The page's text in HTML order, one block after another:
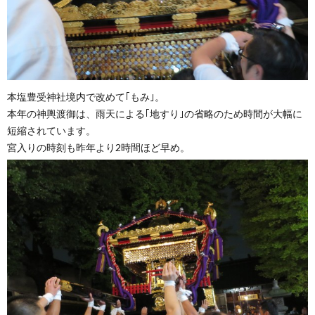
本塩豊受神社境内で改めて｢もみ｣。
本年の神輿渡御は、雨天による｢地すり｣の省略のため時間が大幅に
短縮されています。
宮入りの時刻も昨年より2時間ほど早め。